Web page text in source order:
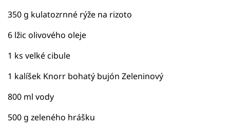
350 g kulatozrnné rýže na rizoto
6 lžic olivového oleje
1 ks velké cibule
1 kalíšek Knorr bohatý bujón Zeleninový
800 ml vody
500 g zeleného hrášku